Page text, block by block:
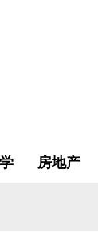
房地产